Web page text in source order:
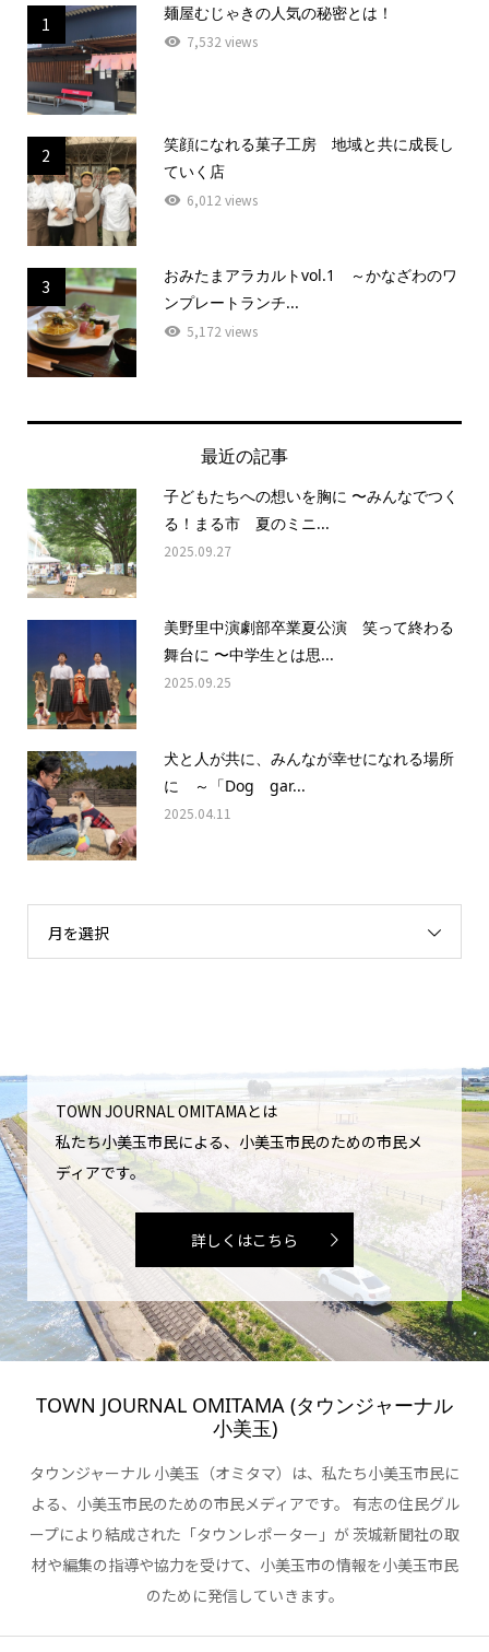
1
麺屋むじゃきの人気の秘密とは！
7,532 views
2
笑顔になれる菓子工房 地域と共に成長し
ていく店
6,012 views
3
おみたまアラカルトvol.1 ～かなざわのワ
ンプレートランチ...
5,172 views
最近の記事
子どもたちへの想いを胸に 〜みんなでつく
る！まる市 夏のミニ...
2025.09.27
美野里中演劇部卒業夏公演 笑って終わる
舞台に 〜中学生とは思...
2025.09.25
犬と人が共に、みんなが幸せになれる場所
に ～「Dog gar...
2025.04.11
月を選択
TOWN JOURNAL OMITAMAとは
私たち小美玉市民による、小美玉市民のための市民メ
ディアです。
詳しくはこちら
TOWN JOURNAL OMITAMA (タウンジャーナル
小美玉)
タウンジャーナル 小美玉（オミタマ）は、私たち小美玉市民に
よる、小美玉市民のための市民メディアです。 有志の住民グル
ープにより結成された「タウンレポーター」が 茨城新聞社の取
材や編集の指導や協力を受けて、小美玉市の情報を小美玉市民
のために発信していきます。